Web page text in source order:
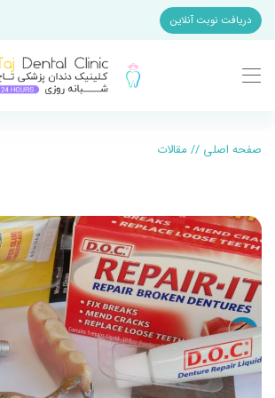
دریافت نوبت آنلاین
صفحه اصلی // مقالات